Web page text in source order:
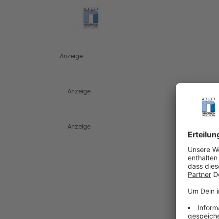
Anzeige
Anzeige
Anzeige